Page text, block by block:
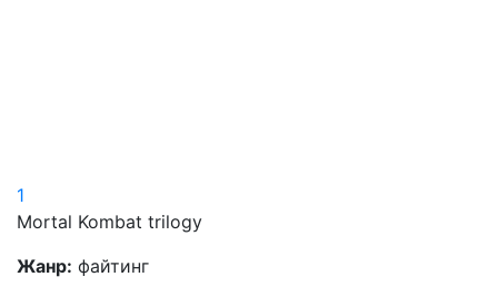
1
Mortal Kombat trilogy
Жанр: файтинг